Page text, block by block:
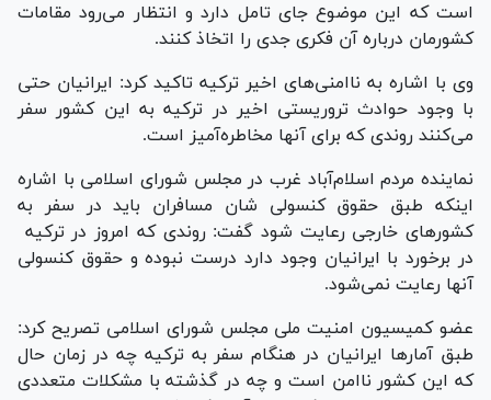
است که این موضوع جای تامل دارد و انتظار می‌رود مقامات
کشورمان درباره آن فکری جدی را اتخاذ کنند.
وی با اشاره به ناامنی‌های اخیر ترکیه تاکید کرد: ایرانیان حتی
با وجود حوادث تروریستی اخیر در ترکیه به این کشور سفر
می‌کنند روندی که برای آنها مخاطره‌آمیز است.
نماینده مردم اسلام‌آباد غرب در مجلس شورای اسلامی با اشاره
اینکه طبق حقوق کنسولی شان مسافران باید در سفر به
کشورهای خارجی رعایت شود گفت: روندی که امروز در ترکیه
در برخورد با ایرانیان وجود دارد درست نبوده و حقوق کنسولی
آنها رعایت نمی‌شود.
عضو کمیسیون امنیت ملی مجلس شورای اسلامی تصریح کرد:
طبق آمارها ایرانیان در هنگام سفر به ترکیه چه در زمان حال
که این کشور ناامن است و چه در گذشته با مشکلات متعددی